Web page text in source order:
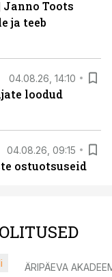
Janno Toots
ja teeb
04.08.26, 14:10
loodud
04.08.26, 09:15
ostuotsuseid
ÄRIPÄEVA